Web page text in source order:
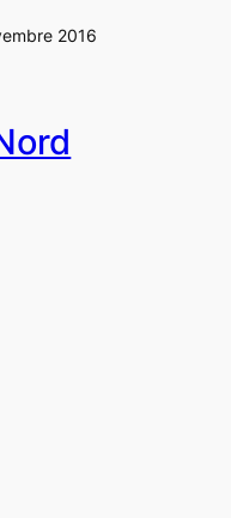
2016